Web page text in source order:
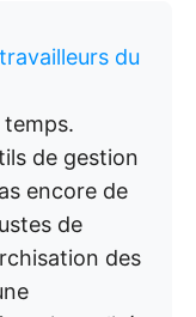
du
de gestion
encore de
de
des